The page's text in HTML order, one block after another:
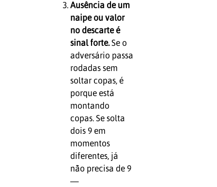
Ausência de um
naipe ou valor
no descarte é
sinal forte.Se o
adversário passa
rodadas sem
soltar copas, é
porque está
montando
copas. Se solta
dois 9 em
momentos
diferentes, já
não precisa de 9
—